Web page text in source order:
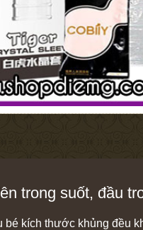
trong suốt, đầu
bé kích thước khủng đều